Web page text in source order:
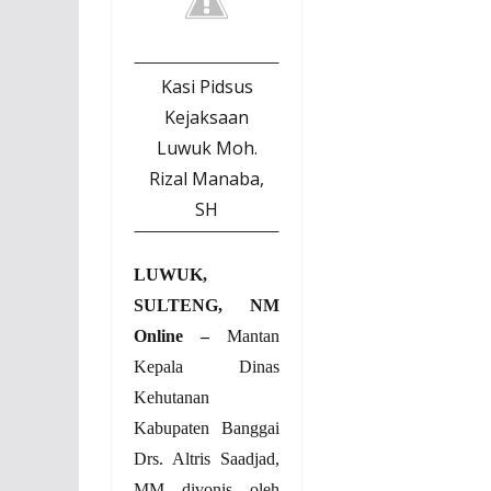
Kasi Pidsus
Kejaksaan
Luwuk Moh.
Rizal Manaba,
SH
LUWUK,
SULTENG, NM
Online – Mantan
Kepala Dinas
Kehutanan
Kabupaten Banggai
Drs. Altris Saadjad,